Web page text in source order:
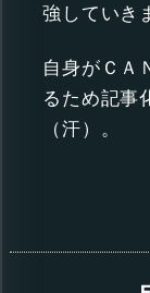
強していき
自身がＣＡ
るため記事
（汗）。